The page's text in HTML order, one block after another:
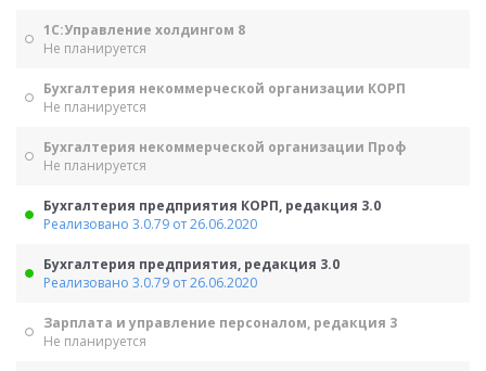
1С:Управление холдингом 8
Не планируется
Бухгалтерия некоммерческой организации КОРП
Не планируется
Бухгалтерия некоммерческой организации Проф
Не планируется
Бухгалтерия предприятия КОРП, редакция 3.0
Реализовано 3.0.79 от 26.06.2020
Бухгалтерия предприятия, редакция 3.0
Реализовано 3.0.79 от 26.06.2020
Зарплата и управление персоналом, редакция 3
Не планируется